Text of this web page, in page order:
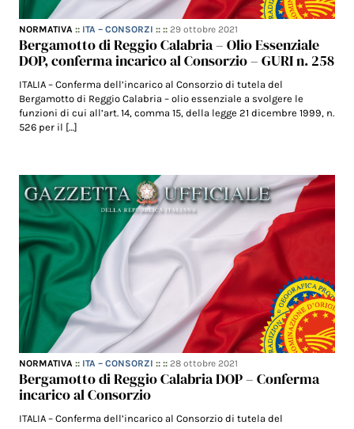
NORMATIVA :: ITA – CONSORZI :: ::29 ottobre 2021
Bergamotto di Reggio Calabria – Olio Essenziale
DOP, conferma incarico al Consorzio – GURI n. 258
ITALIA – Conferma dell’incarico al Consorzio di tutela del
Bergamotto di Reggio Calabria – olio essenziale a svolgere le
funzioni di cui all’art. 14, comma 15, della legge 21 dicembre 1999, n.
526 per il […]
NORMATIVA :: ITA – CONSORZI :: ::28 ottobre 2021
Bergamotto di Reggio Calabria DOP – Conferma
incarico al Consorzio
ITALIA – Conferma dell’incarico al Consorzio di tutela del